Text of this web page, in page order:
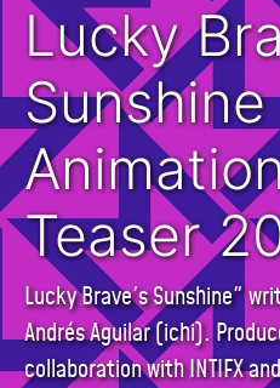
Lucky
Teaser
Lucky Brave's Sunshine"
Andrés Aguilar (ichi).
collaboration with INTIFX